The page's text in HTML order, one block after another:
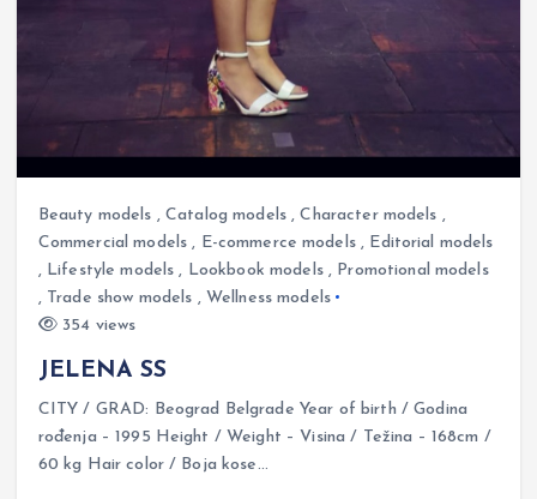
Beauty models , Catalog models,Character models ,
Commercial models , E-commerce models, Editorial models
, Lifestyle models , Lookbook models, Promotional models
, Trade show models , Wellness models
354 views
JELENA SS
CITY / GRAD: Beograd Belgrade Year of birth / Godina
rođenja – 1995 Height / Weight – Visina / Težina – 168cm /
60 kg Hair color / Boja kose…